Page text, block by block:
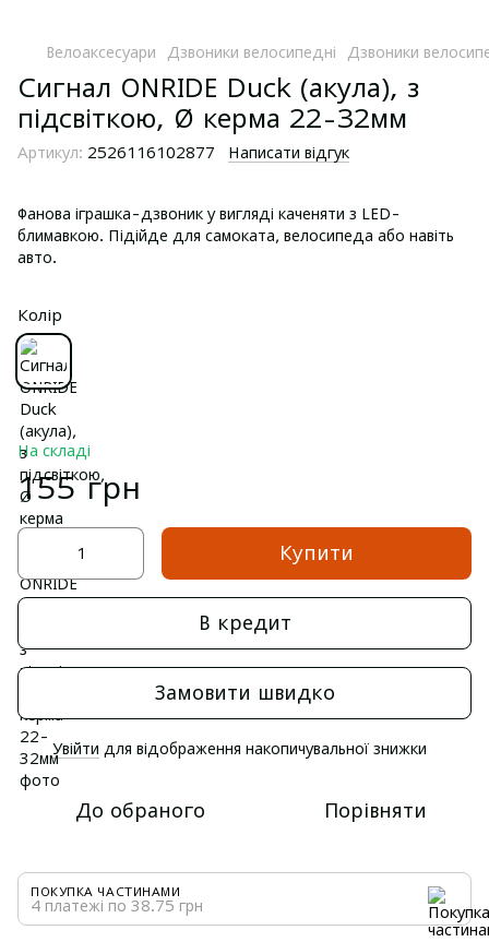
Велоаксесуари Дзвоники велосипедні Дзвоники
Сигнал ONRIDE Duck (акула), з
підсвіткою, Ø керма 22-32мм
Артикул: 2526116102877 Написати відгук
Фанова іграшка-дзвоник у вигляді каченяти з LED-
блимавкою. Підійде для самоката, велосипеда або навіть
авто.
Колір
На складі
155 грн
Купити
В кредит
Замовити швидко
Увійти для відображення накопичувальної знижки
До обраного Порівняти
ПОКУПКА ЧАСТИНАМИ
4 платежі по 38.75 грн